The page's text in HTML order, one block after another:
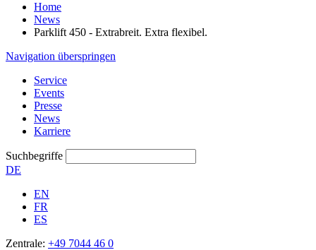
Home
News
Parklift 450 - Extrabreit. Extra flexibel.
Navigation überspringen
Service
Events
Presse
News
Karriere
Suchbegriffe
DE
EN
FR
ES
Zentrale: +49 7044 46 0